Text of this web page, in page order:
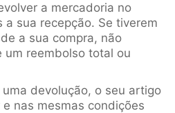
a mercadoria no
a sua recepção. Se tiverem
a sua compra, não
um reembolso total ou
devolução, o seu artigo
nas mesmas condições